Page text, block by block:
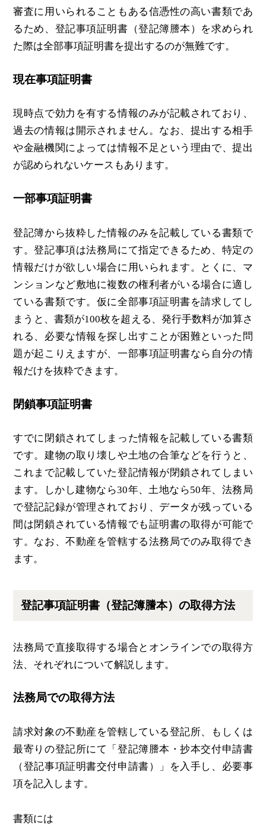
審査に用いられることもある信憑性の高い書類であ
るため、登記事項証明書（登記簿謄本）を求められ
た際は全部事項証明書を提出するのが無難です。
現在事項証明書
現時点で効力を有する情報のみが記載されており、
過去の情報は開示されません。なお、提出する相手
や金融機関によっては情報不足という理由で、提出
が認められないケースもあります。
一部事項証明書
登記簿から抜粋した情報のみを記載している書類で
す。登記事項は法務局にて指定できるため、特定の
情報だけが欲しい場合に用いられます。とくに、マ
ンションなど敷地に複数の権利者がいる場合に適し
ている書類です。仮に全部事項証明書を請求してし
まうと、書類が100枚を超える、発行手数料が加算さ
れる、必要な情報を探し出すことが困難といった問
題が起こりえますが、一部事項証明書なら自分の情
報だけを抜粋できます。
閉鎖事項証明書
すでに閉鎖されてしまった情報を記載している書類
です。建物の取り壊しや土地の合筆などを行うと、
これまで記載していた登記情報が閉鎖されてしまい
ます。しかし建物なら30年、土地なら50年、法務局
で登記記録が管理されており、データが残っている
間は閉鎖されている情報でも証明書の取得が可能で
す。なお、不動産を管轄する法務局でのみ取得でき
ます。
登記事項証明書（登記簿謄本）の取得方法
法務局で直接取得する場合とオンラインでの取得方
法、それぞれについて解説します。
法務局での取得方法
請求対象の不動産を管轄している登記所、もしくは
最寄りの登記所にて「登記簿謄本・抄本交付申請書
（登記事項証明書交付申請書）」を入手し、必要事
項を記入します。
書類には